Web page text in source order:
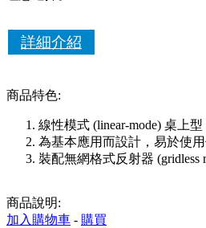
詳細介紹
商品特色:
線性模式 (linear-mode) 桌上
為基本應用而設計，易於使
裝配無網格式反射器
商品說明:
加入購物車 - 購買